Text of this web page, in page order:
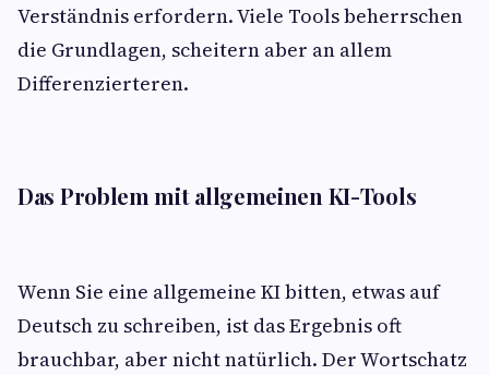
Verständnis erfordern. Viele Tools beherrschen
die Grundlagen, scheitern aber an allem
Differenzierteren.
Das Problem mit allgemeinen KI-Tools
Wenn Sie eine allgemeine KI bitten, etwas auf
Deutsch zu schreiben, ist das Ergebnis oft
brauchbar, aber nicht natürlich. Der Wortschatz